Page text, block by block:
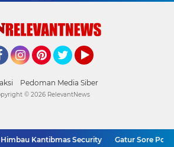
Pedoman Media Siber
Kantibmas Security Gatur Sore
© 2026 RelevantNews